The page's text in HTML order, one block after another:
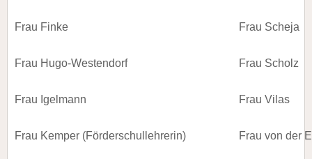
Frau Finke Frau Scheja
Frau Hugo-Westendorf Frau Scholz
Frau Igelmann Frau Vilas
Frau Kemper (Förderschullehrerin) Frau von der